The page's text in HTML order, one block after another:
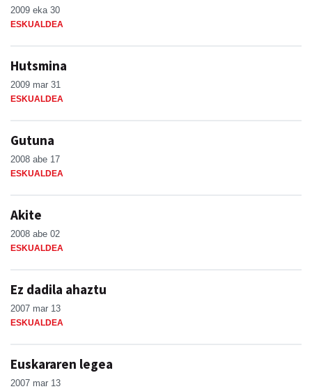
2009 eka 30
ESKUALDEA
Hutsmina
2009 mar 31
ESKUALDEA
Gutuna
2008 abe 17
ESKUALDEA
Akite
2008 abe 02
ESKUALDEA
Ez dadila ahaztu
2007 mar 13
ESKUALDEA
Euskararen legea
2007 mar 13